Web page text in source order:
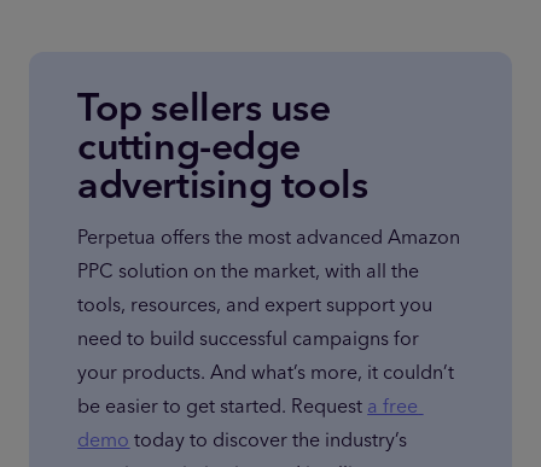
Top sellers use
cutting-edge
advertising tools
Perpetua offers the most advanced Amazon
PPC solution on the market, with all the
tools, resources, and expert support you
need to build successful campaigns for
your products. And what’s more, it couldn’t
be easier to get started. Request a free
demo today to discover the industry’s